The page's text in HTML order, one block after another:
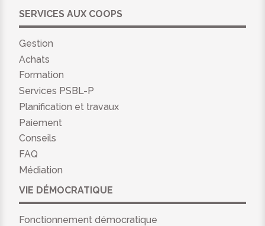
SERVICES AUX COOPS
Gestion
Achats
Formation
Services PSBL-P
Planification et travaux
Paiement
Conseils
FAQ
Médiation
VIE DÉMOCRATIQUE
Fonctionnement démocratique